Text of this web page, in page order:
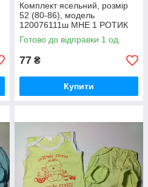
Комплект ясельний, розмір
52 (80-86), модель
120076111ш МНЕ 1 РОТИК
— св. блакитний
Готово до відправки 1 од.
77 ₴
Купити